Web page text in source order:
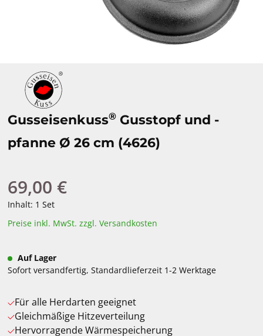
Gusseisenkuss® Gusstopf und -
pfanne Ø 26 cm (4626)
Regulärer Preis:
69,00 €
Inhalt: 1 Set
Preise inkl. MwSt. zzgl. Versandkosten
Auf Lager
Sofort versandfertig, Standardlieferzeit 1-2 Werktage
Für alle Herdarten geeignet
Gleichmäßige Hitzeverteilung
Hervorragende Wärmespeicherung